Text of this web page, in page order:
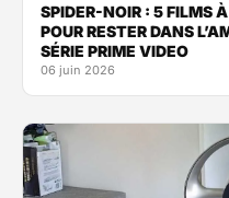
SPIDER-NOIR : 5 FILMS
POUR RESTER DANS
SÉRIE PRIME VIDEO
06 juin 2026